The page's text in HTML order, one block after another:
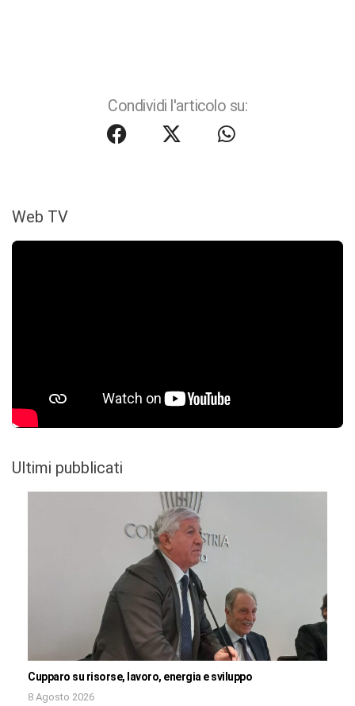
Condividi l'articolo su:
Web TV
Ultimi pubblicati
Cupparo su risorse, lavoro, energia e sviluppo
8 Agosto 2026